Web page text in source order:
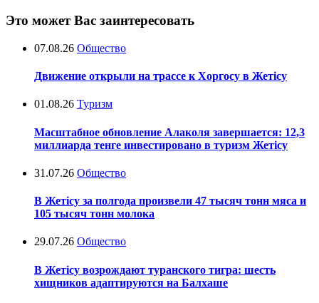
Это может Вас заинтересовать
07.08.26 Общество
Движение открыли на трассе к Хоргосу в Жетісу
01.08.26 Туризм
Масштабное обновление Алаколя завершается: 12,3
миллиарда тенге инвестировано в туризм Жетісу
31.07.26 Общество
В Жетісу за полгода произвели 47 тысяч тонн мяса и
105 тысяч тонн молока
29.07.26 Общество
В Жетісу возрождают туранского тигра: шесть
хищников адаптируются на Балхаше